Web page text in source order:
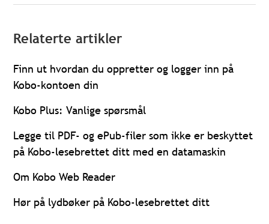
Relaterte artikler
Finn ut hvordan du oppretter og logger inn på
Kobo-kontoen din
Kobo Plus: Vanlige spørsmål
Legge til PDF- og ePub-filer som ikke er beskyttet
på Kobo-lesebrettet ditt med en datamaskin
Om Kobo Web Reader
Hør på lydbøker på Kobo-lesebrettet ditt